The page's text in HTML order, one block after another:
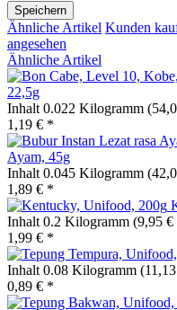
Speichern
Ähnliche Artikel Kunden
angesehen
Ähnliche Artikel
22,5g
Inhalt 0.022 Kilogramm
1,19 € *
Ayam, 45g
Inhalt 0.045 Kilogramm
1,89 € *
Inhalt 0.2 Kilogramm (9,95
1,99 € *
Inhalt 0.08 Kilogramm
0,89 € *